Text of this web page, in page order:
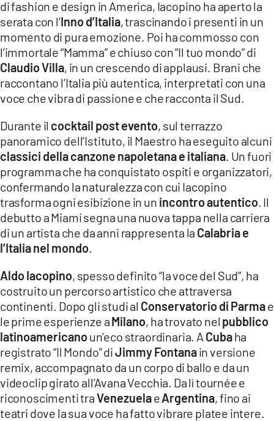
ILVIBONESE.IT
CATANZAROCHANNEL.IT
LACAPITALENEWS.IT
App
ANDROID
APPLE
di fashion e design in America, Iacopino ha aperto la
serata con l’Inno d’Italia, trascinando i presenti in un
momento di pura emozione. Poi ha commosso con
l’immortale “Mamma” e chiuso con “Il tuo mondo” di
Claudio Villa, in un crescendo di applausi. Brani che
raccontano l’Italia più autentica, interpretati con una
voce che vibra di passione e che racconta il Sud.
Durante il cocktail post evento, sul terrazzo
panoramico dell’Istituto, il Maestro ha eseguito alcuni
classici della canzone napoletana e italiana . Un fuori
programma che ha conquistato ospiti e organizzatori,
confermando la naturalezza con cui Iacopino
trasforma ogni esibizione in un incontro autentico. Il
debutto a Miami segna una nuova tappa nella carriera
di un artista che da anni rappresenta la Calabria e
l’Italia nel mondo
Aldo Iacopino, spesso definito “la voce del Sud”, ha
costruito un percorso artistico che attraversa
continenti. Dopo gli studi al Conservatorio di Parmae
le prime esperienze aMilano, ha trovato nel pubblico
latinoamericanoun’eco straordinaria. A Cubaha
registrato “Il Mondo” diJimmy Fontanain versione
remix, accompagnato da un corpo di ballo e da un
videoclip girato all’Avana Vecchia. Da lì tournée e
riconoscimenti traVenezuelaeArgentina, fino ai
teatri dove la sua voce ha fatto vibrare platee intere.